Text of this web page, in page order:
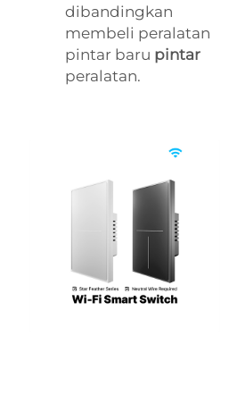
dibandingkan
membeli peralatan
pintar baru pintar
peralatan.